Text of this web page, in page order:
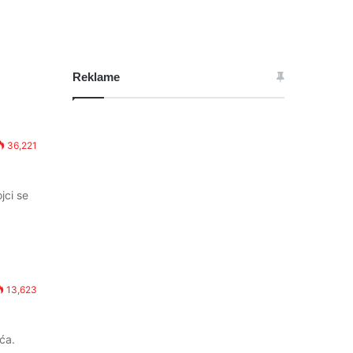
36,221
se
13,623
Reklame